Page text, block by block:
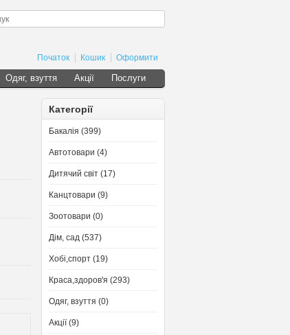
Початок Кошик Оформити
Одяг, взуття Акції Послуги
Категорії
Бакалія (399)
Автотовари (4)
Дитячий світ (17)
Канцтовари (9)
Зоотовари (0)
Дім, сад (537)
Хобі,спорт (19)
Краса,здоров'я (293)
Одяг, взуття (0)
Акції (9)